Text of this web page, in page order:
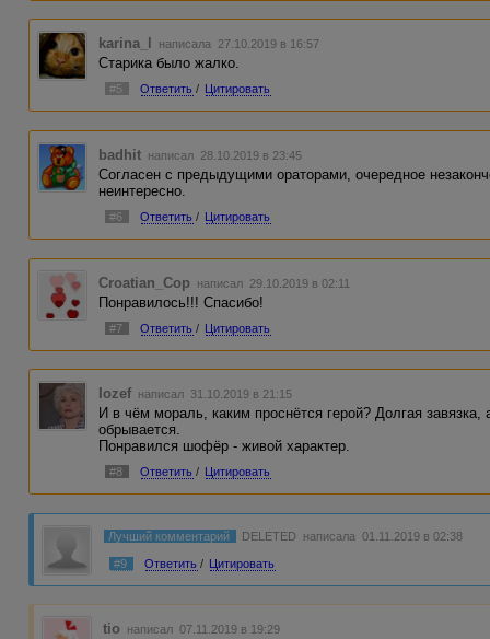
karina_l написала 27.10.2019 в 16:57
Старика было жалко.
#5 Ответить / Цитировать
badhit написал 28.10.2019 в 23:45
Согласен с предыдущими ораторами, очередное
неинтересно.
#6 Ответить / Цитировать
Croatian_Cop написал 29.10.2019 в 02:11
Понравилось!!! Спасибо!
#7 Ответить / Цитировать
Iozef написал 31.10.2019 в 21:15
И в чём мораль, каким проснётся герой? Долгая
обрывается.
Понравился шофёр - живой характер.
#8 Ответить / Цитировать
Лучший комментарий DELETED написала 01.11.2019 в 02:38
#9 Ответить / Цитировать
tio написал 07.11.2019 в 19:29